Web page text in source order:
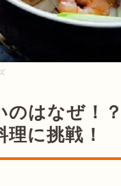
のはなぜ！
に挑戦！